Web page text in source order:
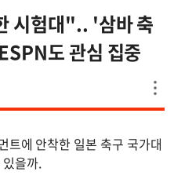
시험대".. '삼바 축
도 관심 집중
트에 안착한 일본 축구 국가대
을까.